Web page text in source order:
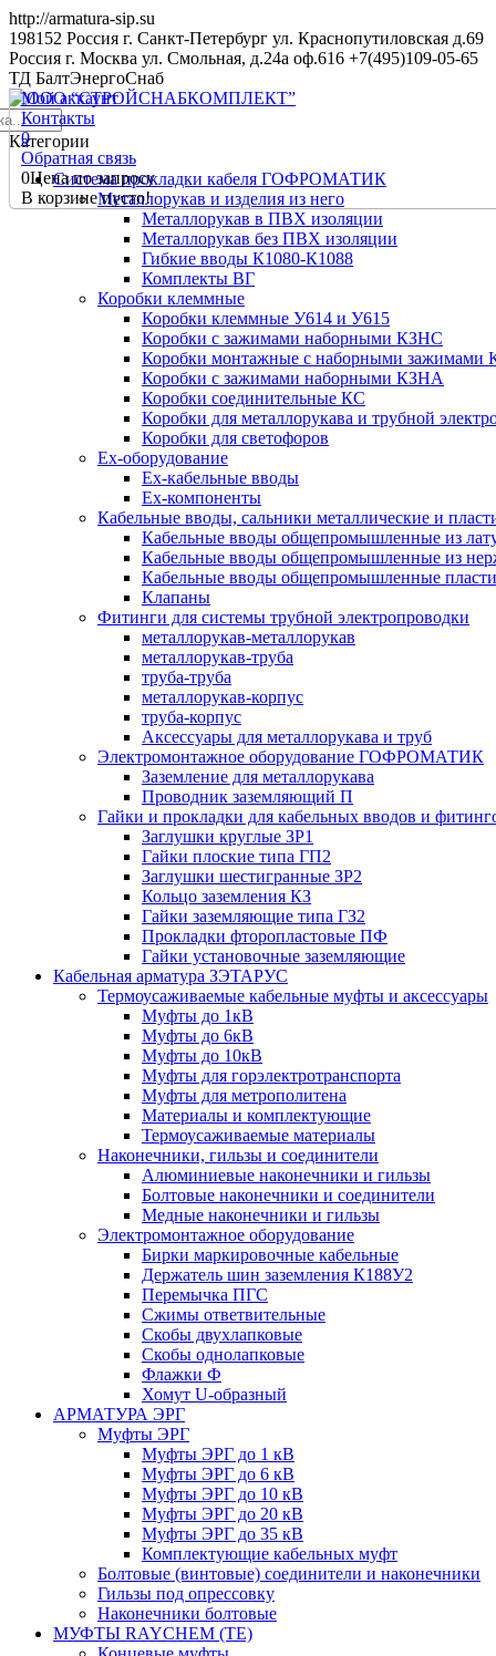
http://armatura-sip.su
198152 Россия г. Санкт-Петербург ул. Краснопутиловская д.69
Россия г. Москва ул. Смольная, д.24а оф.616 +7(495)109-05-65
ТД БалтЭнергоСнаб
Мой аккаунт
Контакты
0
Обратная связь
0Цена по запросу
В корзине пусто!
Категории
Система прокладки кабеля ГОФРОМАТИК
Металлорукав и изделия из него
Металлорукав в ПВХ изоляции
Металлорукав без ПВХ изоляции
Гибкие вводы К1080-К1088
Комплекты ВГ
Коробки клеммные
Коробки клеммные У614 и У615
Коробки с зажимами наборными КЗНС
Коробки монтажные с наборными
Коробки с зажимами наборными КЗНА
Коробки соединительные КС
Коробки для металлорукава и трубной
Коробки для светофоров
Ex-оборудование
Ex-кабельные вводы
Ex-компоненты
Кабельные вводы, сальники металлические и
Кабельные вводы общепромышленные из
Кабельные вводы общепромышленные из
Кабельные вводы общепромышленные
Клапаны
Фитинги для системы трубной электропроводки
металлорукав-металлорукав
металлорукав-труба
труба-труба
металлорукав-корпус
труба-корпус
Аксессуары для металлорукава и труб
Электромонтажное оборудование ГОФРОМАТИК
Заземление для металлорукава
Проводник заземляющий П
Гайки и прокладки для кабельных вводов и
Заглушки круглые ЗР1
Гайки плоские типа ГП2
Заглушки шестигранные ЗР2
Кольцо заземления КЗ
Гайки заземляющие типа ГЗ2
Прокладки фторопластовые ПФ
Гайки установочные заземляющие
Кабельная арматура ЗЭТАРУС
Термоусаживаемые кабельные муфты и аксессуары
Муфты до 1кВ
Муфты до 6кВ
Муфты до 10кВ
Муфты для горэлектротранспорта
Муфты для метрополитена
Материалы и комплектующие
Термоусаживаемые материалы
Наконечники, гильзы и соединители
Алюминиевые наконечники и гильзы
Болтовые наконечники и соединители
Медные наконечники и гильзы
Электромонтажное оборудование
Бирки маркировочные кабельные
Держатель шин заземления К188У2
Перемычка ПГС
Сжимы ответвительные
Скобы двухлапковые
Скобы однолапковые
Флажки Ф
Хомут U-образный
АРМАТУРА ЭРГ
Муфты ЭРГ
Муфты ЭРГ до 1 кВ
Муфты ЭРГ до 6 кВ
Муфты ЭРГ до 10 кВ
Муфты ЭРГ до 20 кВ
Муфты ЭРГ до 35 кВ
Комплектующие кабельных муфт
Болтовые (винтовые) соединители и наконечники
Гильзы под опрессовку
Наконечники болтовые
МУФТЫ RAYCHEM (TE)